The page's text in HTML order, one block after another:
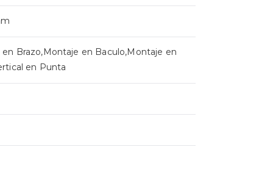
en Brazo,Montaje en Baculo,Montaje en
en Punta